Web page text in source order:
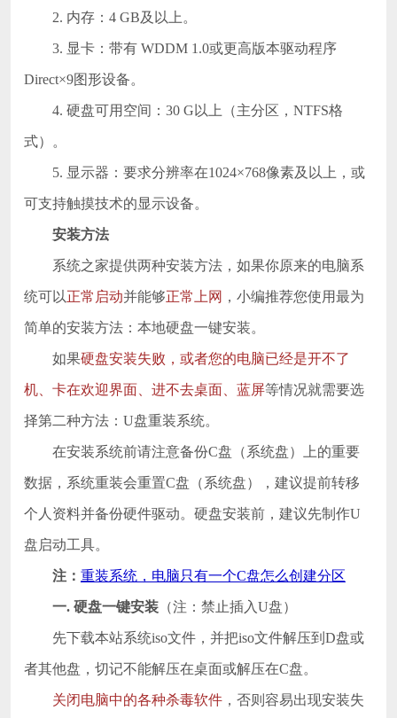
2. 内存：4 GB及以上。
3. 显卡：带有 WDDM 1.0或更高版本驱动程序
Direct×9图形设备。
4. 硬盘可用空间：30 G以上（主分区，NTFS格
式）。
5. 显示器：要求分辨率在1024×768像素及以上，或
可支持触摸技术的显示设备。
安装方法
系统之家提供两种安装方法，如果你原来的电脑系
统可以正常启动并能够正常上网 ，小编推荐您使用最为
简单的安装方法：本地硬盘一键安装。
如果硬盘安装失败，或者您的电脑已经是开不了
机、卡在欢迎界面、进不去桌面、蓝屏等情况就需要选
择第二种方法：U盘重装系统。
在安装系统前请注意备份C盘（系统盘）上的重要
数据，系统重装会重置C盘（系统盘），建议提前转移
个人资料并备份硬件驱动。硬盘安装前，建议先制作U
盘启动工具。
注： 重装系统，电脑只有一个C盘怎么创建分区
一. 硬盘一键安装（注：禁止插入U盘）
先下载本站系统iso文件，并把iso文件解压到D盘或
者其他盘，切记不能解压在桌面或解压在C盘。
关闭电脑中的各种杀毒软件，否则容易出现安装失